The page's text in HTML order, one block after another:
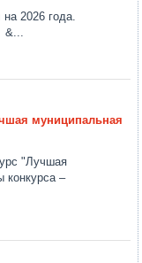
2026 года.
муниципальная
"Лучшая
конкурса –